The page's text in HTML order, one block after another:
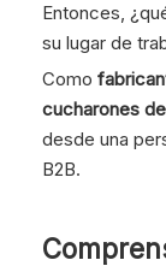
Entonces,
su lugar de
Como
cucharones
desde una
B2B.